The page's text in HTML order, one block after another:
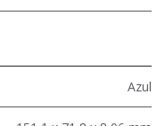
Azul